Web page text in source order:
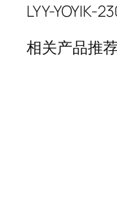
LYY-YOYIK-
相关产品推